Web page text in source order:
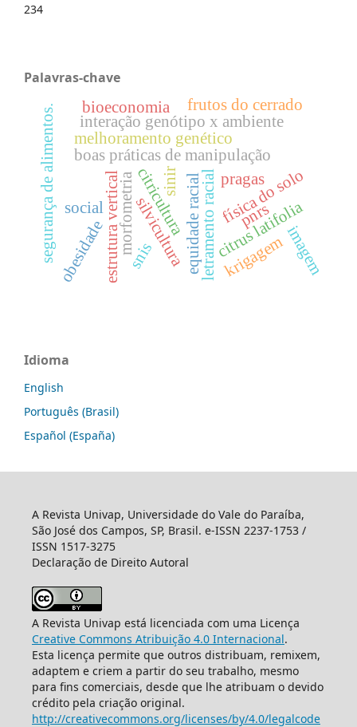
234
Palavras-chave
equidade racialletramento racial
boas práticas de manipulação
segurança de alimentos. citrus latifolia
citricultura
melhoramento genético
interação genótipo x ambiente
pragas
morfometria
estrutura vertical silvicultura
obesidade
física do solo
krigagem
bioeconomia frutos do cerrado
pnrs
snis
sinir
imagem
social
Idioma
English
Português (Brasil)
Español (España)
A Revista Univap, Universidade do Vale do Paraíba,
São José dos Campos, SP, Brasil. e-ISSN 2237-1753 /
ISSN 1517-3275
Declaração de Direito Autoral
A Revista Univap está licenciada com uma Licença
Creative Commons Atribuição 4.0 Internacional.
Esta licença permite que outros distribuam, remixem,
adaptem e criem a partir do seu trabalho, mesmo
para fins comerciais, desde que lhe atribuam o devido
crédito pela criação original.
http://creativecommons.org/licenses/by/4.0/legalcode